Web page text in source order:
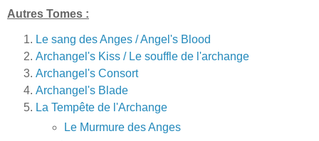
Autres Tomes :
Le sang des Anges / Angel's Blood
Archangel's Kiss / Le souffle de l'archange
Archangel's Consort
Archangel's Blade
La Tempête de l'Archange
Le Murmure des Anges